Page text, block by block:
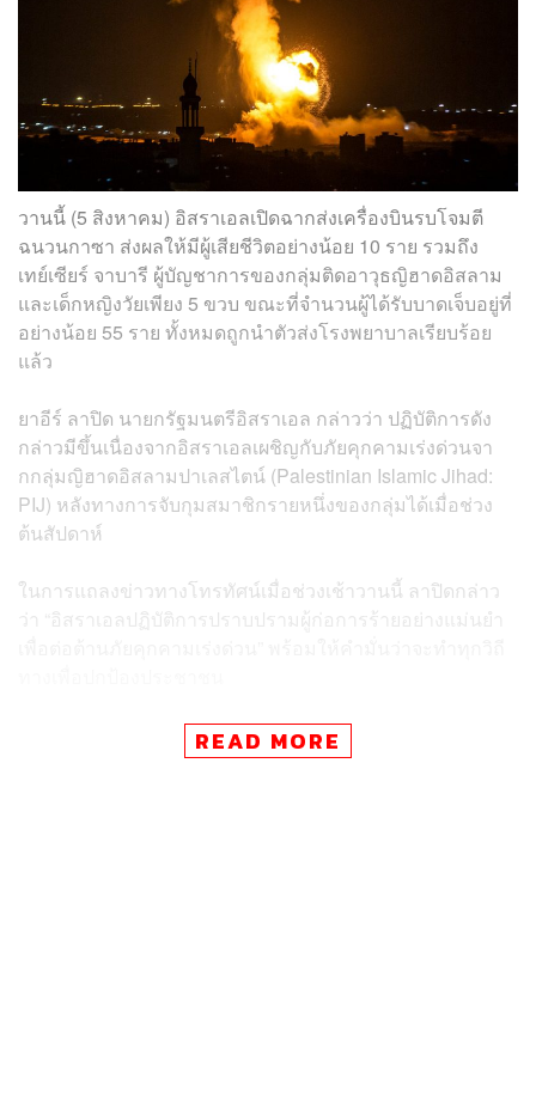
วานนี้ (5 สิงหาคม) อิสราเอลเปิดฉากส่งเครื่องบินรบโจมตี
ฉนวนกาซา ส่งผลให้มีผู้เสียชีวิตอย่างน้อย 10 ราย รวมถึง
เทย์เซียร์ จาบารี ผู้บัญชาการของกลุ่มติดอาวุธญิฮาดอิสลาม
และเด็กหญิงวัยเพียง 5 ขวบ ขณะที่จำนวนผู้ได้รับบาดเจ็บอยู่ที่
อย่างน้อย 55 ราย ทั้งหมดถูกนำตัวส่งโรงพยาบาลเรียบร้อย
แล้ว
ยาอีร์ ลาปิด นายกรัฐมนตรีอิสราเอล กล่าวว่า ปฏิบัติการดัง
กล่าวมีขึ้นเนื่องจากอิสราเอลเผชิญกับภัยคุกคามเร่งด่วนจา
กกลุ่มญิฮาดอิสลามปาเลสไตน์ (Palestinian Islamic Jihad:
PIJ) หลังทางการจับกุมสมาชิกรายหนึ่งของกลุ่มได้เมื่อช่วง
ต้นสัปดาห์
ในการแถลงข่าวทางโทรทัศน์เมื่อช่วงเช้าวานนี้ ลาปิดกล่าว
ว่า “อิสราเอลปฏิบัติการปราบปรามผู้ก่อการร้ายอย่างแม่นยำ
กองกำลังป้องกันอิสราเอล (IDF) เปิดเผยว่า ได้โจมตีหลาย
พื้นที่ที่มีส่วนเชื่อมโยงกับกลุ่ม PIJ ซึ่งรวมถึง Palestine
READ MORE